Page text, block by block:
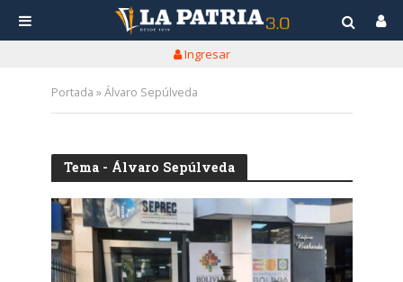
Ingresar
Portada »Álvaro Sepúlveda
Tema - Álvaro Sepúlveda